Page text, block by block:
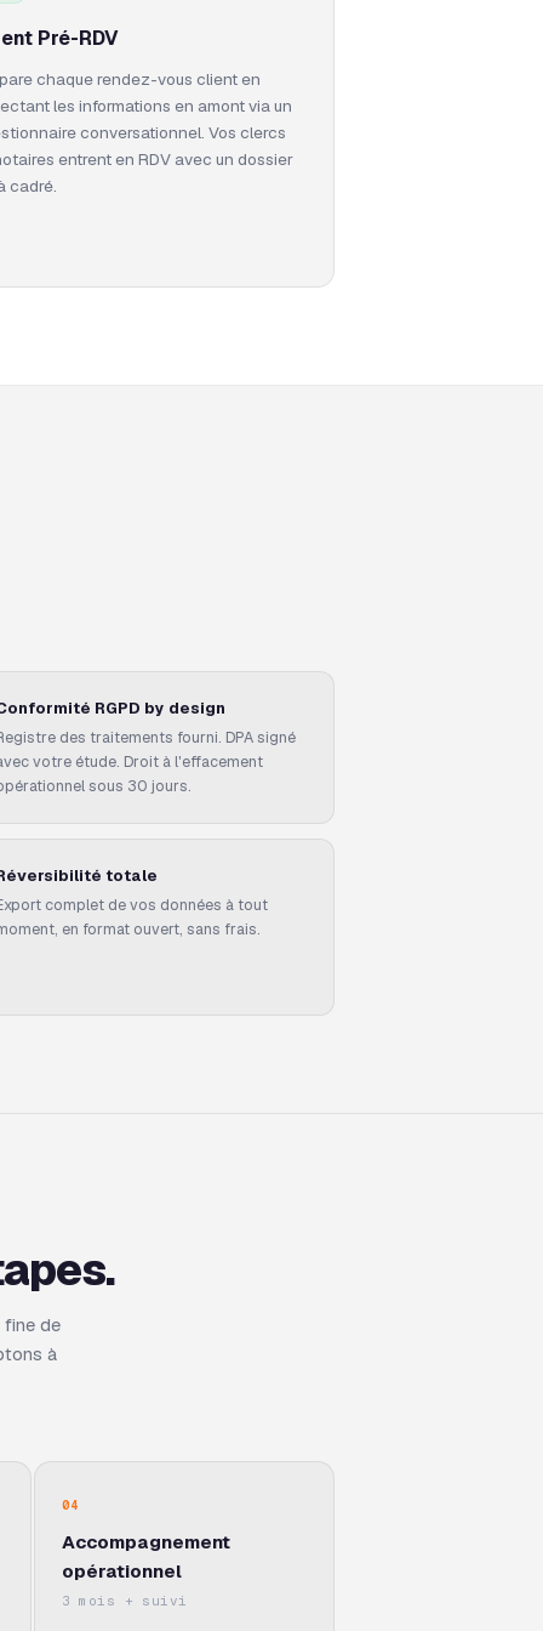
Pré-RDV
chaque rendez-vous client en
les informations en amont via un
conversationnel. Vos clercs
entrent en RDV avec un dossier
cadré.
RGPD by design
des traitements fourni. DPA signé
votre étude. Droit à l'effacement
sous 30 jours.
totale
complet de vos données à tout
en format ouvert, sans frais.
fine de
à
04
Accompagnement
opérationnel
3 mois + suivi